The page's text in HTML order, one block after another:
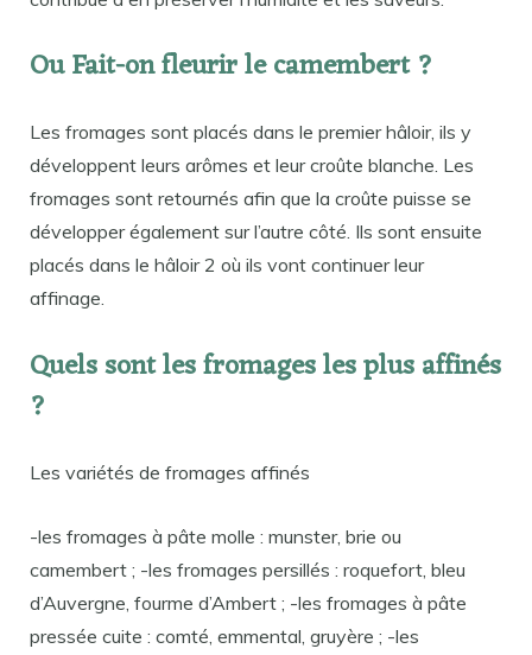
Ou Fait-on fleurir le camembert ?
Les fromages sont placés dans le premier hâloir, ils y
développent leurs arômes et leur croûte blanche. Les
fromages sont retournés afin que la croûte puisse se
développer également sur l’autre côté. Ils sont ensuite
placés dans le hâloir 2 où ils vont continuer leur
affinage.
Quels sont les fromages les plus affinés
?
Les variétés de fromages affinés
-les fromages à pâte molle : munster, brie ou
camembert ; -les fromages persillés : roquefort, bleu
d’Auvergne, fourme d’Ambert ; -les fromages à pâte
pressée cuite : comté, emmental, gruyère ; -les